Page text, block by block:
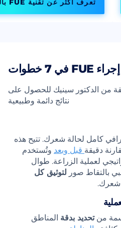
تعرف أكثر عن تقنية FUE بالياقوت
إجراء FUE في 7 خطوات
من الدكتور سينيك للحصول على
نتائج دائمة وطبيعية
كامل لحالة شعرك. تتيح هذه
دقيقة قبل وبعد وتُستخدم
لعملية الزراعة. طوال
بالتقاط صور لتوثيق كل
شعرك.
منتحديد بدقة المناطق